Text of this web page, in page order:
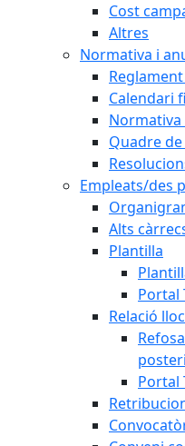
Cost
Altres
Normativa i
Calendari
Normativa
Quadre
Empleats/des
Alts
Plantilla
Portal
Relació
Portal